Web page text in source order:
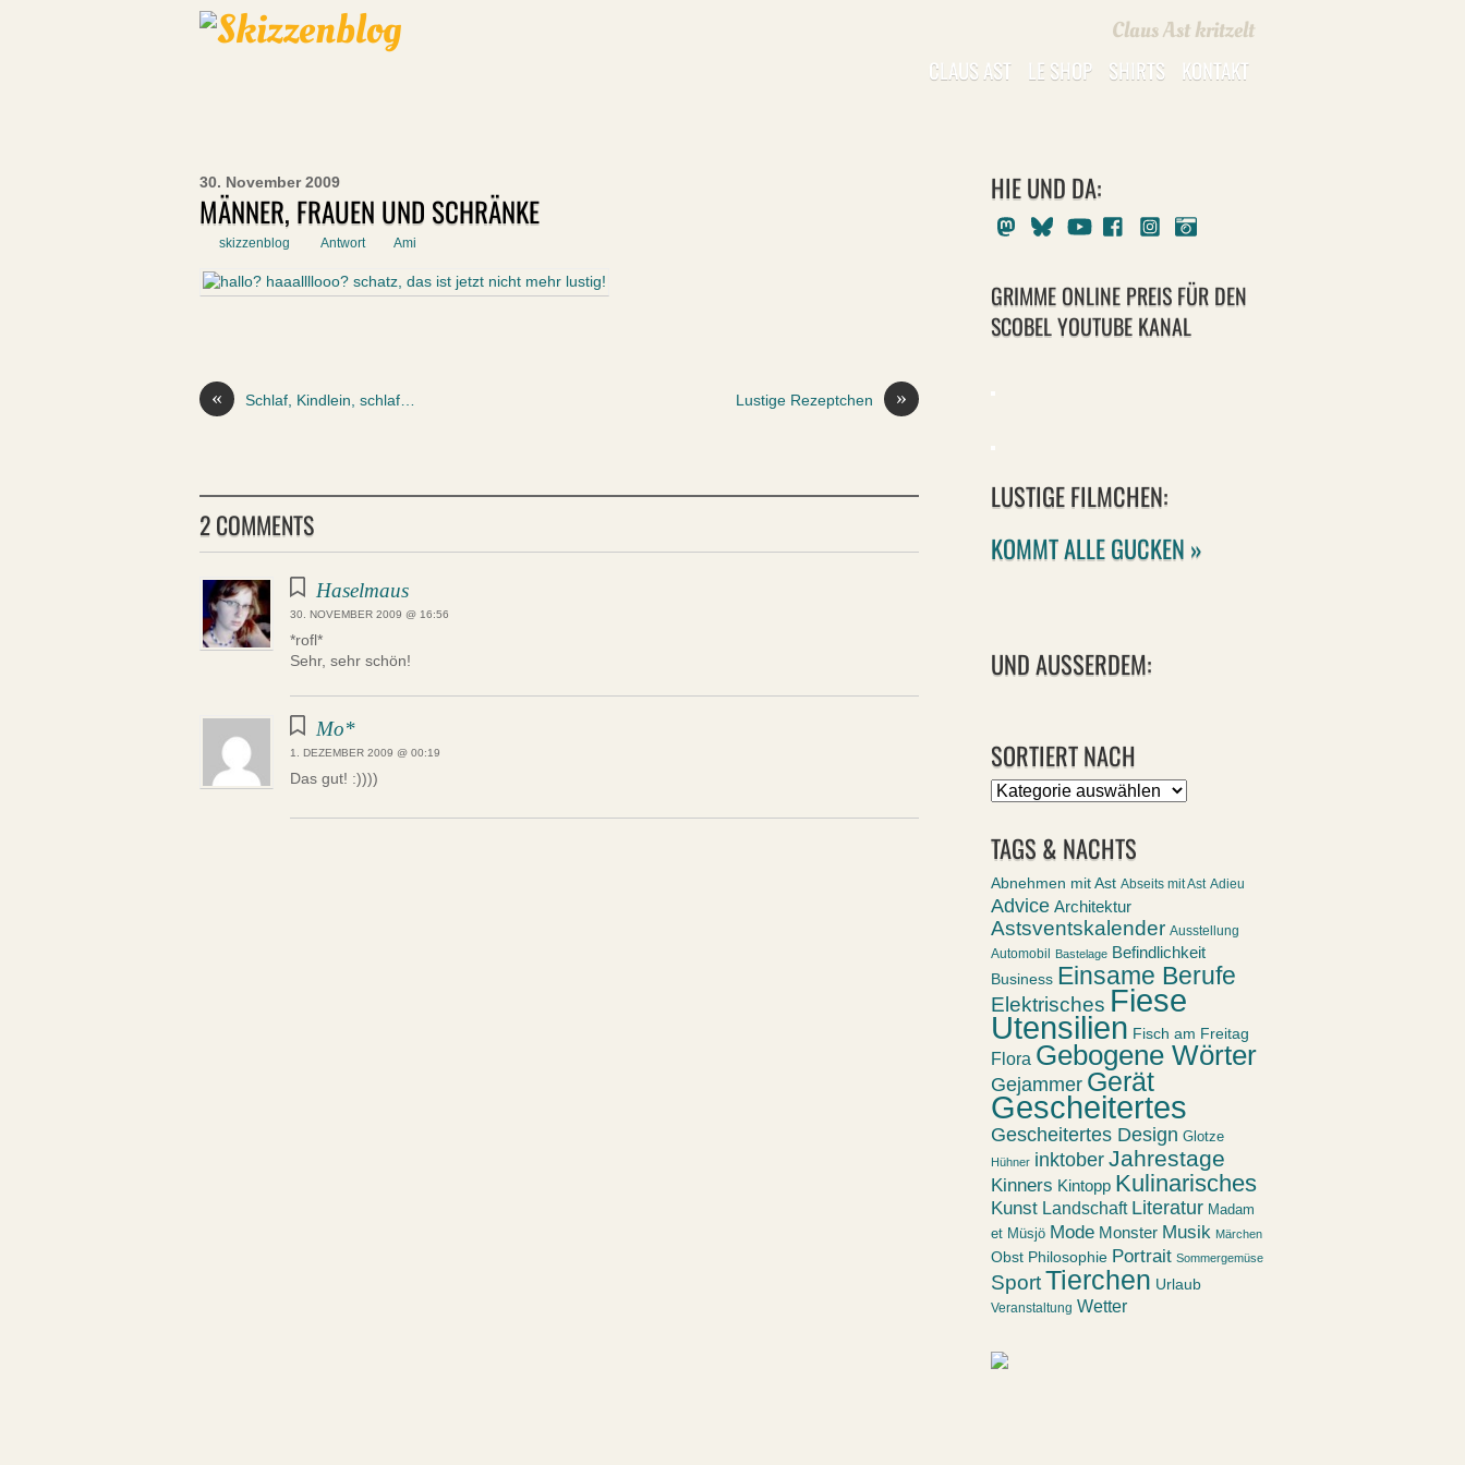
Claus Ast kritzelt
CLAUS AST LE SHOP SHIRTS KONTAKT
30. November 2009
MÄNNER, FRAUEN UND SCHRÄNKE
skizzenblog Antwort Ami
« Schlaf, Kindlein, schlaf… »
Lustige Rezeptchen
2 COMMENTS
Haselmaus
30. NOVEMBER 2009 @ 16:56
*rofl*
Sehr, sehr schön!
Mo*
1. DEZEMBER 2009 @ 00:19
Das gut! :))))
HIE UND DA:
MastodonBlueskyYoutubeFacebookInstagram
GRIMME ONLINE PREIS FÜR DEN
SCOBEL YOUTUBE KANAL
LUSTIGE FILMCHEN:
KOMMT ALLE GUCKEN »
UND AUSSERDEM:
SORTIERT NACH
Sortiert
TAGS & NACHTS
Abnehmen mit Ast Abseits mit Ast Adieu
Advice Architektur
Astsventskalender Ausstellung
Automobil Bastelage Befindlichkeit
Business Einsame Berufe
Elektrisches Fiese
Utensilien Fisch am Freitag
Flora Gebogene Wörter
Gejammer Gerät
Gescheitertes
Gescheitertes Design Glotze
Hühner inktober Jahrestage
Kinners Kintopp Kulinarisches
Kunst Landschaft Literatur Madam
et Müsjö Mode Monster Musik Märchen
Obst Philosophie Portrait Sommergemüse
SportTierchen Urlaub
Veranstaltung Wetter